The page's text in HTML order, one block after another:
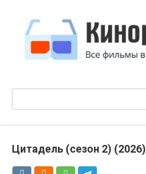
контенту
Цитадель (сезон 2) (2026)